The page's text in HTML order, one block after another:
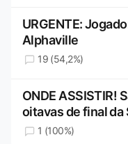
URGENTE:
Alphaville
19 (54,2%)
ONDE ASSISTIR!
oitavas de final da
1 (100%)